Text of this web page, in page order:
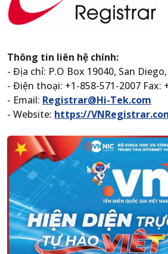
Thông tin liên hệ chính:
- Địa chỉ: P.O Box 19040, San Diego,
- Điện thoại: +1-858-571-2007 Fax:
- Email: Registrar@Hi-Tek.com
- Website: https://